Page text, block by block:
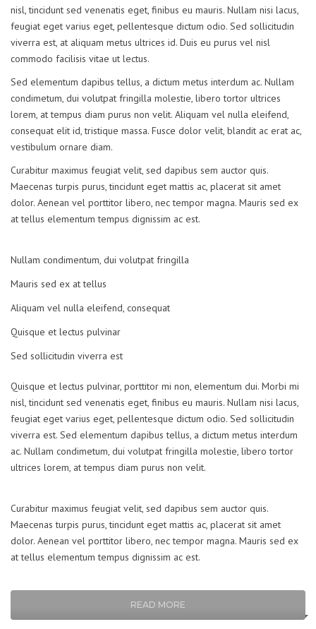
nisl, tincidunt sed venenatis eget, finibus eu mauris. Nullam nisi lacus,
feugiat eget varius eget, pellentesque dictum odio. Sed sollicitudin
viverra est, at aliquam metus ultrices id. Duis eu purus vel nisl
commodo facilisis vitae ut lectus.
Sed elementum dapibus tellus, a dictum metus interdum ac. Nullam
condimetum, dui volutpat fringilla molestie, libero tortor ultrices
lorem, at tempus diam purus non velit. Aliquam vel nulla eleifend,
consequat elit id, tristique massa. Fusce dolor velit, blandit ac erat ac,
vestibulum ornare diam.
Curabitur maximus feugiat velit, sed dapibus sem auctor quis.
Maecenas turpis purus, tincidunt eget mattis ac, placerat sit amet
dolor. Aenean vel porttitor libero, nec tempor magna. Mauris sed ex
at tellus elementum tempus dignissim ac est.
Nullam condimentum, dui volutpat fringilla
Mauris sed ex at tellus
Aliquam vel nulla eleifend, consequat
Quisque et lectus pulvinar
Sed sollicitudin viverra est
Quisque et lectus pulvinar, porttitor mi non, elementum dui. Morbi mi
nisl, tincidunt sed venenatis eget, finibus eu mauris. Nullam nisi lacus,
feugiat eget varius eget, pellentesque dictum odio. Sed sollicitudin
viverra est. Sed elementum dapibus tellus, a dictum metus interdum
ac. Nullam condimetum, dui volutpat fringilla molestie, libero tortor
ultrices lorem, at tempus diam purus non velit.
Curabitur maximus feugiat velit, sed dapibus sem auctor quis.
Maecenas turpis purus, tincidunt eget mattis ac, placerat sit amet
dolor. Aenean vel porttitor libero, nec tempor magna. Mauris sed ex
at tellus elementum tempus dignissim ac est.
READ MORE